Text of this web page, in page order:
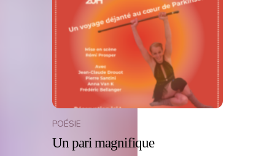
POÉSIE
Un pari magnifique